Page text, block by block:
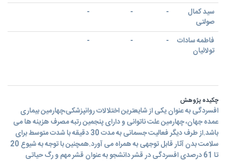
سید کمال
صولتی
-
-
-
فاطمه سادات
تولائیان
-
-
-
چکیده پژوهش
افسردگی به عنوان یکی از شایعترین اختلالات روانپزشکی،چهارمین بیماری
عمده جهان، چهارمین علت ناتوانی و دارای پنجمین رتبه مصرف هزینه ها می
باشد.از طرف دیگر فعالیت جسمانی به مدت 30 دقیقه با شدت متوسط برای
سلامت بدن آثار قابل توجهی به همراه می آورد.همچنین با توجه به شیوع 20
تا 61 درصدی افسردگی در قشر دانشجو به عنوان قشر مهم و رگ حیاتی